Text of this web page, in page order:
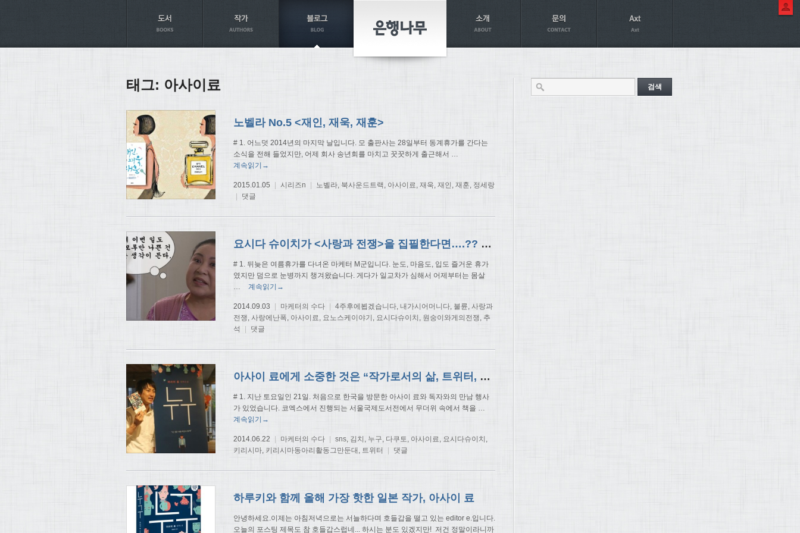
태그: 아사이료
노벨라 No.5 <재인, 재욱, 재훈>
# 1. 어느덧 2014년의 마지막 날입니다. 모 출판사는 28일부터 동계휴가를 간다는
소식을 전해 들었지만, 어제 회사 송년회를 마치고 꿋꿋하게 출근해서
계속읽기→
2015.01.05 시리즈n 노벨라, 북사운드트랙 , 아사이료, 재욱, 재인 , 재훈, 정세랑
댓글
요시다 슈이치가 <사랑과 전쟁>을 집필한다면….?? 『사랑에 난폭』??
# 1. 뒤늦은 여름휴가를 다녀온 마케터 M군입니다. 눈도, 마음도, 입도 즐거운 휴가
였지만 덤으로 눈병까지 챙겨왔습니다. 게다가 일교차가 심해서 어제부터는 몸살
계속읽기→
2014.09.03 마케터의 수다 4주후에뵙겠습니다, 내가시어머니다, 불륜, 사랑과
전쟁, 사랑에난폭, 아사이료, 요노스케이야기 , 요시다슈이치 , 원숭이와게의전쟁, 추
석
댓글
아사이 료에게 소중한 것은 “작가로서의 삶, 트위터, 직장”
# 1. 지난 토요일인 21일. 처음으로 한국을 방문한 아사이 료와 독자와의 만남 행사
가 있었습니다. 코엑스에서 진행되는 서울국제도서전에서 무더위 속에서 책을
계속읽기→
2014.06.22 마케터의 수다 sns, 김치 , 누구, 다쿠토, 아사이료, 요시다슈이치 ,
키리시마, 키리시마동아리활동그만둔대 , 트위터 댓글
하루키와 함께 올해 가장 핫한 일본 작가, 아사이 료
안녕하세요.이제는 아침저녁으로는 서늘하다며 호들갑을 떨고 있는 editor e.입니다.
오늘의 포스팅 제목도 참 호들갑스럽네... 하시는 분도 있겠지만! 저건 정말이라니까